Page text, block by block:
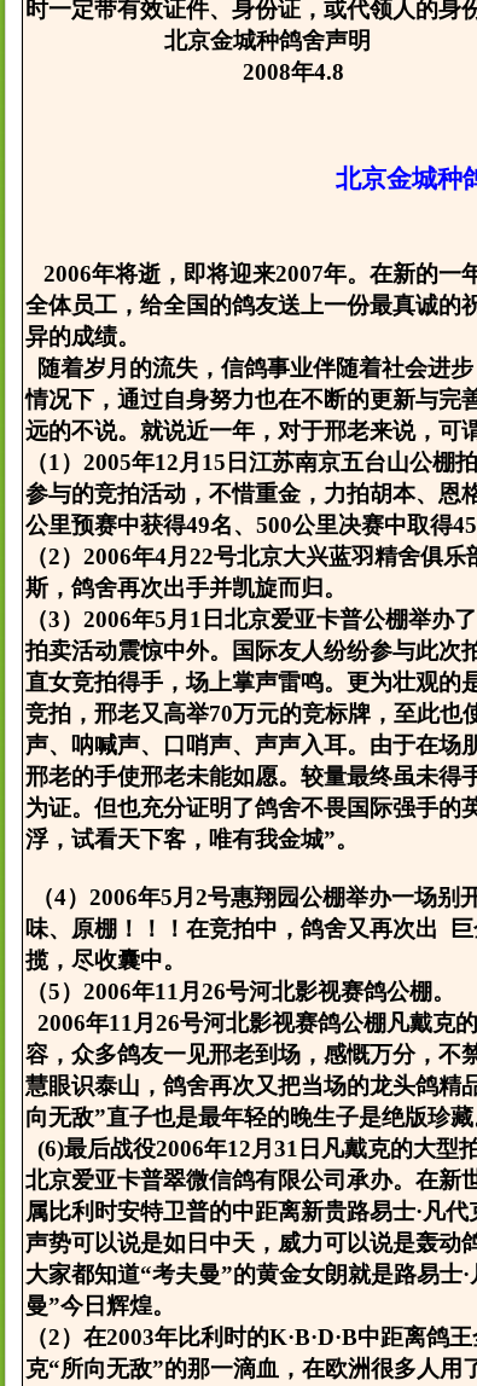
时一定带有效证件、身份证，或代领人的身
北京金城种鸽舍声明
2008年4.8
北京金城种
2006年将逝，即将迎来2007年。在新的一
全体员工，给全国的鸽友送上一份最真诚的
异的成绩。
随着岁月的流失，信鸽事业伴随着社会进
情况下，通过自身努力也在不断的更新与完
远的不说。就说近一年，对于邢老来说，可
（1）2005年12月15日江苏南京五台山公
参与的竞拍活动，不惜重金，力拍胡本、恩
公里预赛中获得49名、500公里决赛中取得45
（2）2006年4月22号北京大兴蓝羽精舍俱
斯，鸽舍再次出手并凯旋而归。
（3）2006年5月1日北京爱亚卡普公棚举办
拍卖活动震惊中外。国际友人纷纷参与此次
直女竞拍得手，场上掌声雷鸣。更为壮观的
竞拍，邢老又高举70万元的竞标牌，至此
声、呐喊声、口哨声、声声入耳。由于在场
邢老的手使邢老未能如愿。较量最终虽未得
为证。但也充分证明了鸽舍不畏国际强手的
浮，试看天下客，唯有我金城”。
（4）2006年5月2号惠翔园公棚举办一场
味、原棚！！！在竞拍中，鸽舍又再次出
揽，尽收囊中。
（5）2006年11月26号河北影视赛鸽公棚。
2006年11月26号河北影视赛鸽公棚凡戴克
容，众多鸽友一见邢老到场，感慨万分，不
慧眼识泰山，鸽舍再次又把当场的龙头鸽精
向无敌”直子也是最年轻的晚生子是绝版珍藏
(6)最后战役2006年12月31日凡戴克的大型
北京爱亚卡普翠微信鸽有限公司承办。在新
属比利时安特卫普的中距离新贵路易士·凡
声势可以说是如日中天，威力可以说是轰动
大家都知道“考夫曼”的黄金女朗就是路易士
曼”今日辉煌。
（2）在2003年比利时的K·B·D·B中距离鸽
克“所向无敌”的那一滴血，在欧洲很多人